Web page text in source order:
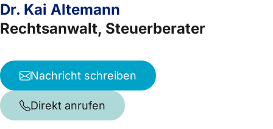
Dr. Kai Altemann
Rechtsanwalt, Steuerberater
Nachricht schreiben
Direkt anrufen